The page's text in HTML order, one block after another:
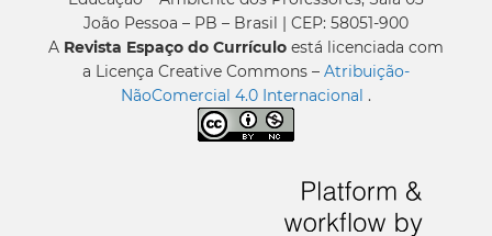
João Pessoa – PB – Brasil | CEP: 58051-900
A Revista Espaço do Currículo está licenciada com
a Licença Creative Commons – Atribuição-
NãoComercial 4.0 Internacional .